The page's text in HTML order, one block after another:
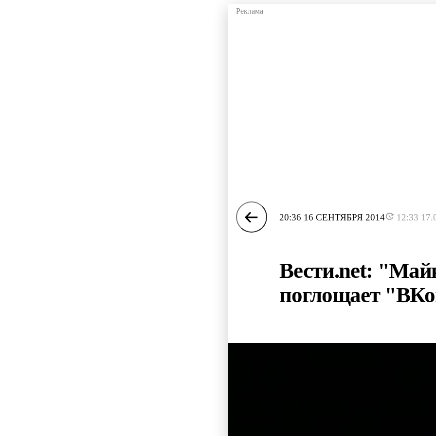
20:36 16 СЕНТЯБРЯ 2014 12:33
Вести.net:
поглощает